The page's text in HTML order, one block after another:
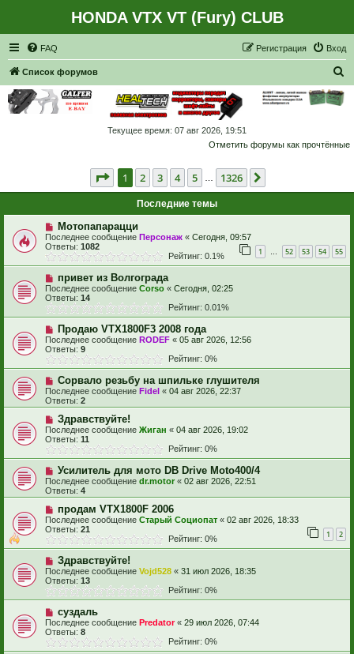
HONDA VTX VT (Fury) CLUB
FAQ Вход
Регистрация
Список форумов
к
Текущее время: 07 авг 2026, 19:51
Отметить форумы как прочтённые
Страница из 1326
1 2 3 4 5 1326
Последние темы
Мотопапарацци
Последнее сообщение Персонаж « Сегодня, 09:57
Ответы: 1082 1 … 52 53 54 55
Рейтинг: 0.1%
привет из Волгограда
Последнее сообщение Corso « Сегодня, 02:25
Ответы: 14
Рейтинг: 0.01%
Продаю VTX1800F3 2008 года
Последнее сообщение RODEF « 05 авг 2026, 12:56
Ответы: 9
Рейтинг: 0%
Сорвало резьбу на шпильке глушителя
Последнее сообщение Fidel « 04 авг 2026, 22:37
Ответы: 2
Здравствуйте!
Последнее сообщение Жиган « 04 авг 2026, 19:02
Ответы: 11
Рейтинг: 0%
Усилитель для мото DB Drive Moto400/4
Последнее сообщение dr.motor « 02 авг 2026, 22:51
Ответы: 4
продам VTX1800F 2006
Последнее сообщение Старый Социопат « 02 авг 2026, 18:33
Ответы: 21 1 2
Рейтинг: 0%
Здравствуйте!
Последнее сообщение Vojd528 « 31 июл 2026, 18:35
Ответы: 13
Рейтинг: 0%
суздаль
Последнее сообщение Predator« 29 июл 2026, 07:44
Ответы: 8
Рейтинг: 0%